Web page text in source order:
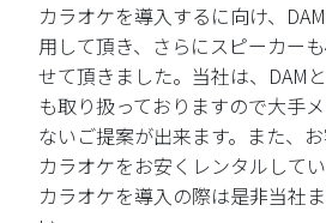
カラオケを導入するに向け、
用して頂き、さらにスピーカー
せて頂きました。当社は、DAM
も取り扱っておりますので大手
ないご提案が出来ます。また、
カラオケをお安くレンタルして
カラオケを導入の際は是非当社